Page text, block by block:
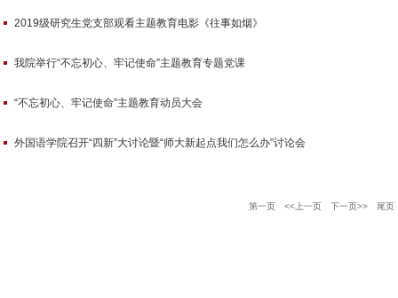
2019级研究生党支部观看主题教育电影《往事如烟》
我院举行“不忘初心、牢记使命”主题教育专题党课
“不忘初心、牢记使命”主题教育动员大会
外国语学院召开“四新”大讨论暨“师大新起点我们怎么办”讨论会
第一页 <<上一页 下一页>> 尾页